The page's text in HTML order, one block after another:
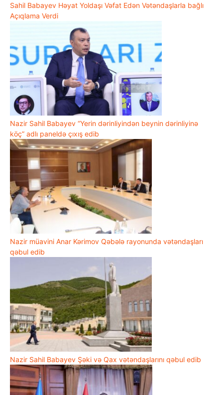
Sahil Babayev Həyat Yoldaşı Vəfat Edən Vətəndaşlarla bağlı
Açıqlama Verdi
Nazir Sahil Babayev “Yerin dərinliyindən beynin dərinliyinə
köç” adlı paneldə çıxış edib
Nazir müavini Anar Kərimov Qəbələ rayonunda vətəndaşları
qəbul edib
Nazir Sahil Babayev Şəki və Qax vətəndaşlarını qəbul edib